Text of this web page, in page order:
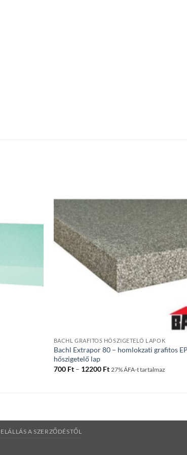
BACHL GRAFITOS HŐSZIGETELŐ LAPOK
Bachl Extrapor 80 – homlokzati grafitos
hőszigetelő lap
700 Ft – 12200 FtÁrtartomány:
27% ÁFA-t tartalmaz
ELÁLLÁS A SZERZŐDÉSTŐL